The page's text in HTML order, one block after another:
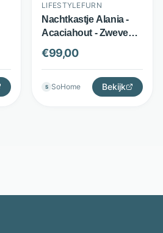
LIFESTYLEFURN
Nachtkastje Alania -
Acaciahout - Zwevend
met 1 lade en open vak
- Bruin - LifestyleFurn
€99,00
S SoHome Bekijk